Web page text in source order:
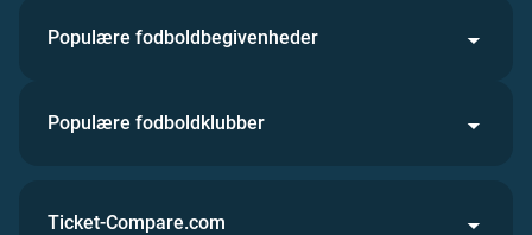
Populære fodboldbegivenheder
Populære fodboldklubber
Ticket-Compare.com